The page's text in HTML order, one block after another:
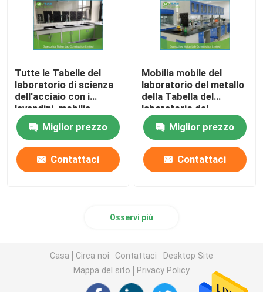
Tutte le Tabelle del
laboratorio di scienza
dell'acciaio con i
lavandini, mobilia
generale dei sistemi di
laboratorioMiglior prezzo
Contattaci
Mobilia mobile del
laboratorio del metallo
della Tabella del
laboratorio del
Governo per il
laboratorio di fisico
medica di chimica
Miglior prezzo
Contattaci
Osservi più
Casa Circa noi Contattaci
Desktop Site
Mappa del sito
Privacy Policy